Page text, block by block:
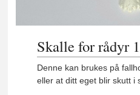
Skalle for rådyr
Denne kan brukes på
eller at ditt eget blir skutt i